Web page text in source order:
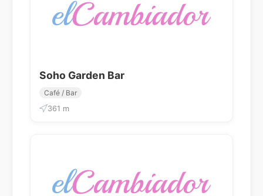
Soho Garden Bar
Café / Bar
361 m